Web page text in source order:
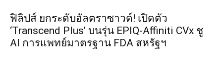
ฟิลิปส์ ยกระดับอัลตราซาวด์! เปิดตัว
‘Transcend Plus’ บนรุ่น EPIQ-Affiniti CVx ชู
AI การแพทย์มาตรฐาน FDA สหรัฐฯ